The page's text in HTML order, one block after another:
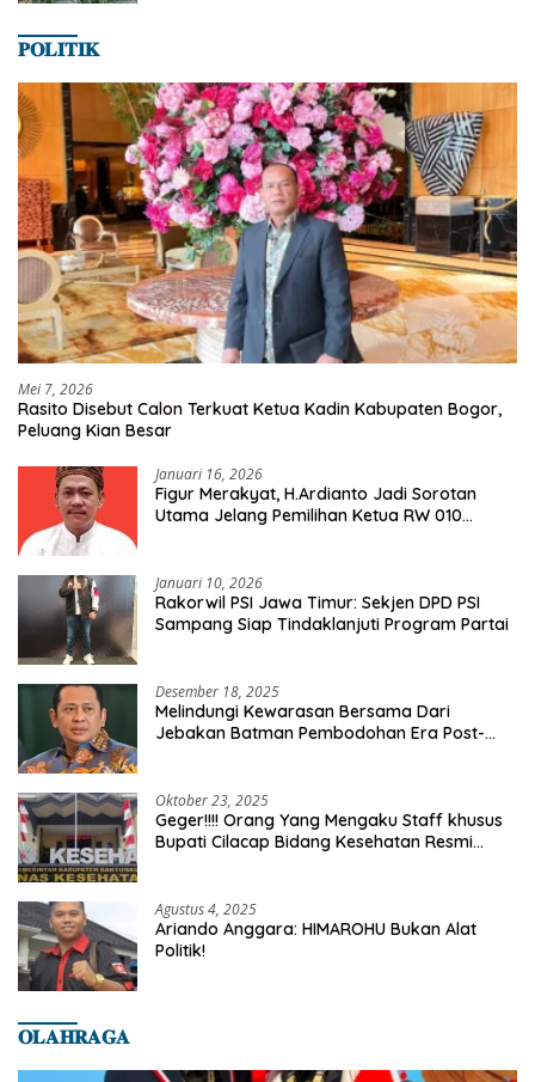
𝐏𝐎𝐋𝐈𝐓𝐈𝐊
Mei 7, 2026
Rasito Disebut Calon Terkuat Ketua Kadin Kabupaten Bogor,
Peluang Kian Besar
Januari 16, 2026
Figur Merakyat, H.Ardianto Jadi Sorotan
Utama Jelang Pemilihan Ketua RW 010
Januari 10, 2026
Rakorwil PSI Jawa Timur: Sekjen DPD PSI
Sampang Siap Tindaklanjuti Program Partai
Desember 18, 2025
Melindungi Kewarasan Bersama Dari
Jebakan Batman Pembodohan Era Post-
Oktober 23, 2025
Geger!!!! Orang Yang Mengaku Staff khusus
Bupati Cilacap Bidang Kesehatan Resmi
Agustus 4, 2025
Ariando Anggara: HIMAROHU Bukan Alat
Politik!
𝐎𝐋𝐀𝐇𝐑𝐀𝐆𝐀